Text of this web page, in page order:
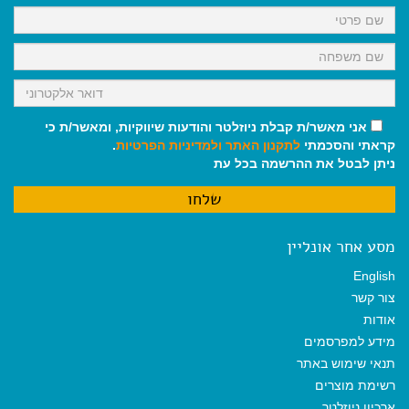
k
p
m
אני מאשר/ת קבלת ניוזלטר והודעות שיווקיות, ומאשר/ת כי
קראתי והסכמתי לתקנון האתר ולמדיניות הפרטיות.
ניתן לבטל את ההרשמה בכל עת
מסע אחר אונליין
English
צור קשר
אודות
מידע למפרסמים
תנאי שימוש באתר
רשימת מוצרים